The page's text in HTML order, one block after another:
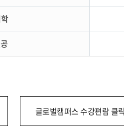
글로벌캠퍼스 수강편람 클릭